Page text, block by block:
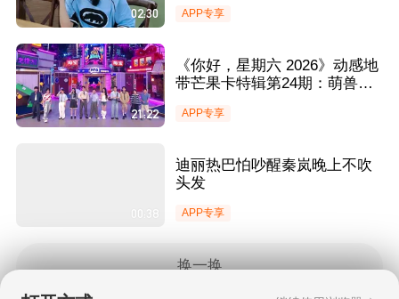
02:30 APP专享
21:22
《你好，星期六 2026》动感地
带芒果卡特辑第24期：萌兽狂
APP专享
00:38
迪丽热巴怕吵醒秦岚晚上不吹
头发
APP专享
换一换